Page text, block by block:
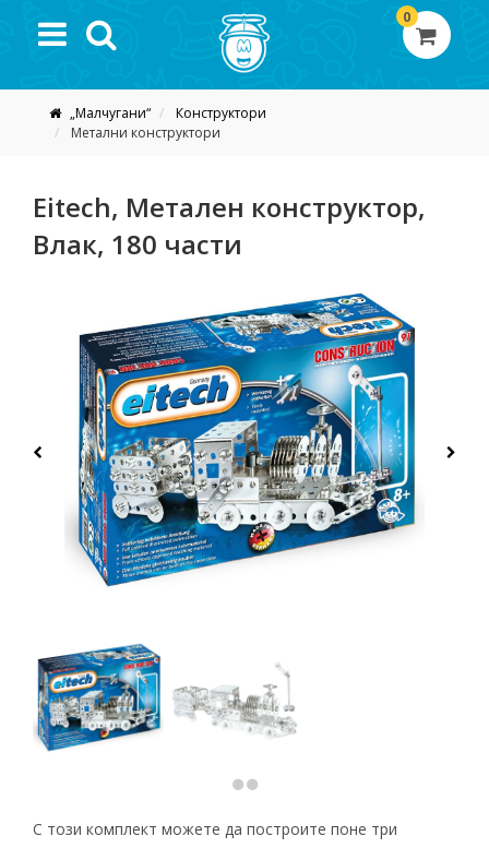
0
„Малчугани“
Конструктори
Метални конструктори
Eitech, Метален конструктор,
Влак, 180 части
С този комплект можете да построите поне три